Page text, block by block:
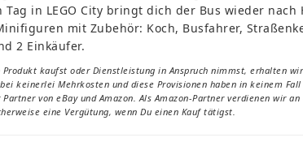
Tag in LEGO City bringt dich der Bus wieder nach
mit Zubehör: Koch, Busfahrer,
2 Einkäufer.
Produkt kaufst oder Dienstleistung in Anspruch nimmst, erhalten
keinerlei Mehrkosten und diese Provisionen haben in keinem
von eBay und Amazon. Als Amazon-Partner verdienen wir
eine Vergütung, wenn Du einen Kauf tätigst.